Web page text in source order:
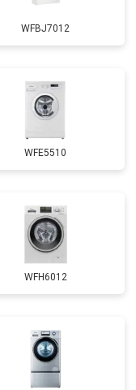
WFBJ7012
WFE5510
WFH6012